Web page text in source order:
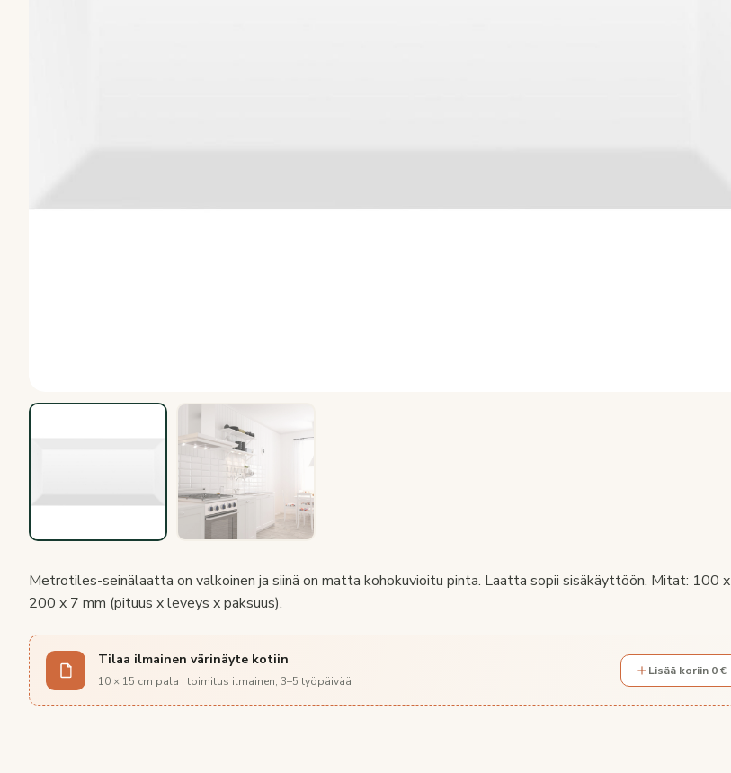
Metrotiles-seinälaatta on valkoinen ja siinä on matta kohokuvioitu pinta. Laatta sopii sisäkäyttöön. Mitat: 100 x
200 x 7 mm (pituus x leveys x paksuus).
Tilaa ilmainen värinäyte kotiin
10 × 15 cm pala · toimitus ilmainen, 3–5 työpäivää
Lisää koriin 0 €